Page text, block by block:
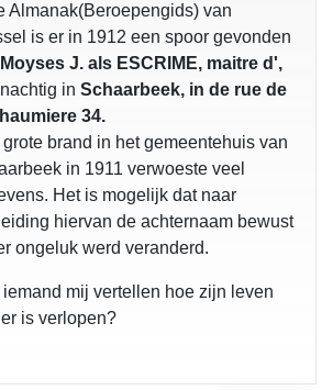
Almanak(Beroepengids) van
is er in 1912 een spoor gevonden
Moyses J. als ESCRIME, maitre d',
in Schaarbeek, in de rue de
34.
grote brand in het gemeentehuis van
in 1911 verwoeste veel
Het is mogelijk dat naar
hiervan de achternaam bewust
ongeluk werd veranderd.
iemand mij vertellen hoe zijn leven
is verlopen?